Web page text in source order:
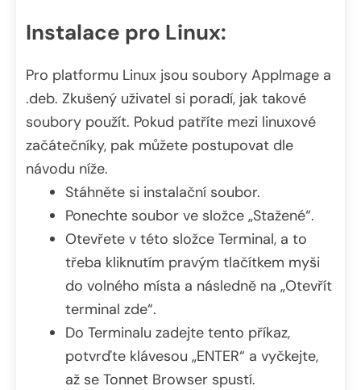
Instalace pro Linux:
Pro platformu Linux jsou soubory AppImage a
.deb. Zkušený uživatel si poradí, jak takové
soubory použít. Pokud patříte mezi linuxové
začátečníky, pak můžete postupovat dle
návodu níže.
Stáhněte si instalační soubor.
Ponechte soubor ve složce „Stažené“.
Otevřete v této složce Terminal, a to
třeba kliknutím pravým tlačítkem myši
do volného místa a následně na „Otevřít
terminal zde“.
Do Terminalu zadejte tento příkaz,
potvrďte klávesou „ENTER“ a vyčkejte,
až se Tonnet Browser spustí.